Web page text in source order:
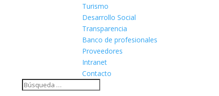
Turismo
Desarrollo Social
Transparencia
Banco de profesionales
Proveedores
Intranet
Contacto